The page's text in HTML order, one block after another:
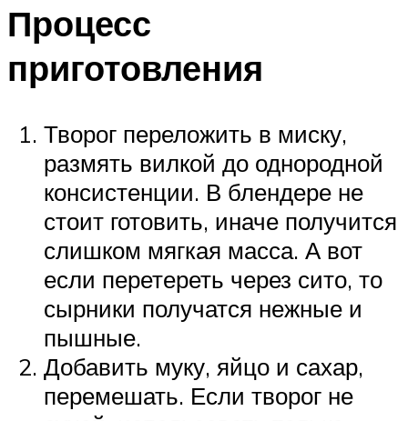
Процесс
приготовления
Творог переложить в миску,
размять вилкой до однородной
консистенции. В блендере не
стоит готовить, иначе получится
слишком мягкая масса. А вот
если перетереть через сито, то
сырники получатся нежные и
пышные.
Добавить муку, яйцо и сахар,
перемешать. Если творог не